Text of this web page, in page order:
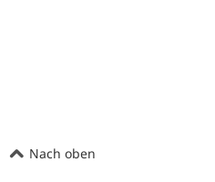
Nach oben